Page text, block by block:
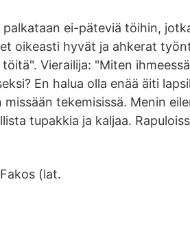
ei-päteviä töihin,
oikeasti hyvät ja ahkerat
Vierailija: "Miten
En halua olla enää äiti
tekemisissä. Menin
tupakkia ja kaljaa.
(lat.